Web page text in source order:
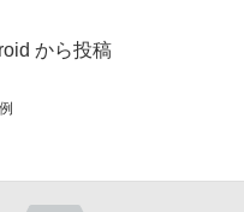
から投稿